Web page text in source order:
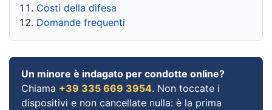
Costi della difesa
Domande frequenti
Un minore è indagato per condotte online?
Chiama +39 335 669 3954. Non toccate i
dispositivi e non cancellate nulla: è la prima